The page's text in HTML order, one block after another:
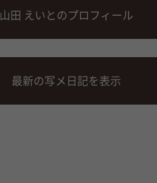
山田 えいとのプロフィール
最新の写メ日記を表示